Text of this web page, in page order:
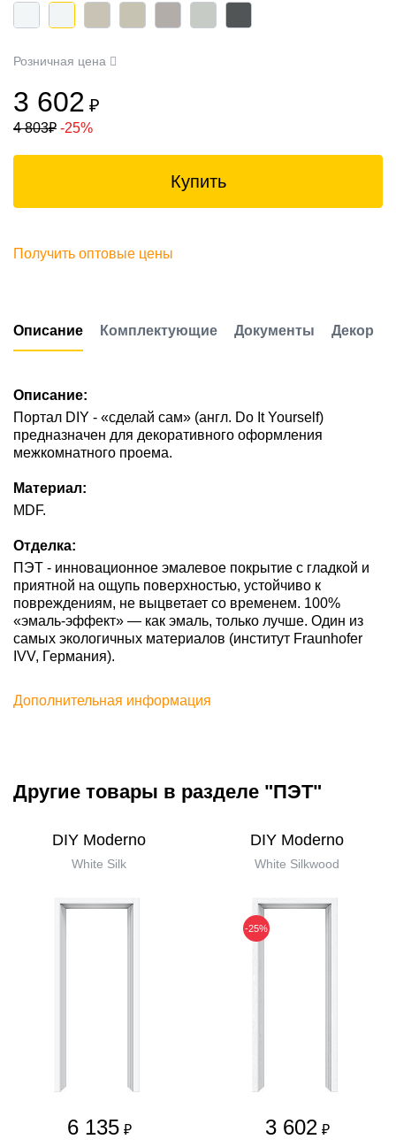
Розничная цена
3 602 ₽
4 803₽ -25%
Купить
Получить оптовые цены
Описание Комплектующие Документы Декор
Описание:
Портал DIY - «сделай сам» (англ. Do It Yourself)
предназначен для декоративного оформления
межкомнатного проема.
Материал:
MDF.
Отделка:
ПЭТ - инновационное эмалевое покрытие c гладкой и
приятной на ощупь поверхностью, устойчиво к
повреждениям, не выцветает со временем. 100%
«эмаль-эффект» — как эмаль, только лучше. Один из
самых экологичных материалов (институт Fraunhofer
IVV, Германия).
Дополнительная информация
Другие товары в разделе "ПЭТ"
DIY Moderno
White Silk
6 135 ₽
DIY Moderno
White Silkwood
-25%
3 602 ₽